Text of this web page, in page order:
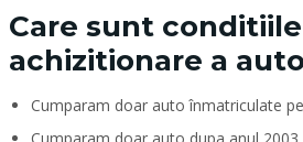
Care sunt
achizitionare a
Cumparam doar auto înmatriculate